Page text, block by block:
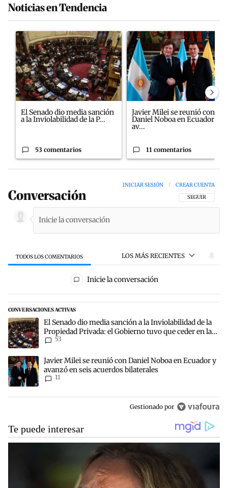
Noticias en Tendencia
Este listado muestra los artículos con más comentarios en los
Un artículo de tendencia con el título "El Senado dio media
El Senado dio media sanción
a la Inviolabilidad de la P...
53 comentarios
Un artículo de tendencia con
Javier Milei se reunió con
Daniel Noboa en Ecuador y
av...
11 comentarios
Conversación SIGA ESTA
SEGUIR
INICIAR SESIÓN CREAR CUENTA
TODOS LOS COMENTARIOS LOS MÁS RECIENTES
Todos los comentarios
Inicie la conversación
CONVERSACIONES ACTIVAS
Este listado muestra los artículos con más comentarios en los
Un artículo de tendencia con el título "El Senado dio media
El Senado dio media sanción a la Inviolabilidad de la
Propiedad Privada: el Gobierno tuvo que ceder en la
Ley del Manejo del Fuego
53
Un artículo de tendencia con el título "Javier Milei se reunió con
Javier Milei se reunió con Daniel Noboa en Ecuador y
avanzó en seis acuerdos bilaterales
11
Gestionado por